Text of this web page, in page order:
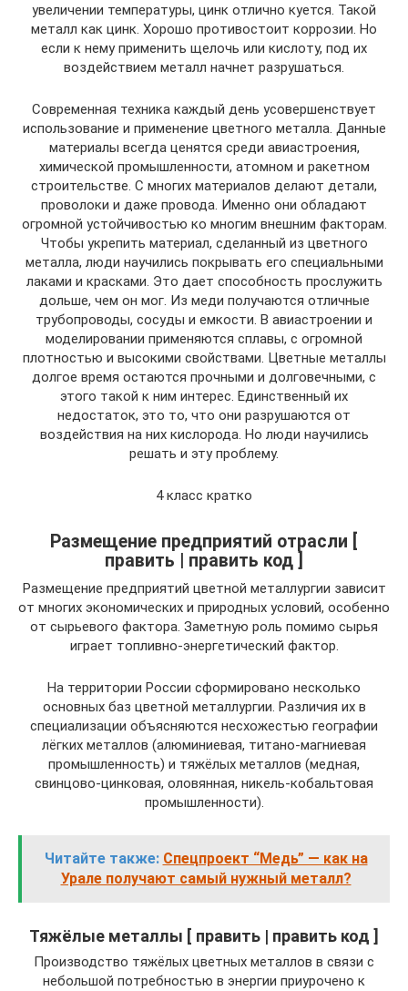
увеличении температуры, цинк отлично куется. Такой
металл как цинк. Хорошо противостоит коррозии. Но
если к нему применить щелочь или кислоту, под их
воздействием металл начнет разрушаться.
Современная техника каждый день усовершенствует
использование и применение цветного металла. Данные
материалы всегда ценятся среди авиастроения,
химической промышленности, атомном и ракетном
строительстве. С многих материалов делают детали,
проволоки и даже провода. Именно они обладают
огромной устойчивостью ко многим внешним факторам.
Чтобы укрепить материал, сделанный из цветного
металла, люди научились покрывать его специальными
лаками и красками. Это дает способность прослужить
дольше, чем он мог. Из меди получаются отличные
трубопроводы, сосуды и емкости. В авиастроении и
моделировании применяются сплавы, с огромной
плотностью и высокими свойствами. Цветные металлы
долгое время остаются прочными и долговечными, с
этого такой к ним интерес. Единственный их
недостаток, это то, что они разрушаются от
воздействия на них кислорода. Но люди научились
решать и эту проблему.
4 класс кратко
Размещение предприятий отрасли [
править | править код ]
Размещение предприятий цветной металлургии зависит
от многих экономических и природных условий, особенно
от сырьевого фактора. Заметную роль помимо сырья
играет топливно-энергетический фактор.
На территории России сформировано несколько
основных баз цветной металлургии. Различия их в
специализации объясняются несхожестью географии
лёгких металлов (алюминиевая, титано-магниевая
промышленность) и тяжёлых металлов (медная,
свинцово-цинковая, оловянная, никель-кобальтовая
промышленности).
Читайте также: Спецпроект “Медь” — как на
Урале получают самый нужный металл?
Тяжёлые металлы [ править | править код ]
Производство тяжёлых цветных металлов в связи с
небольшой потребностью в энергии приурочено к